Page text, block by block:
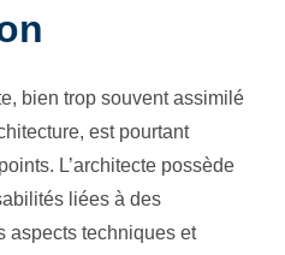
bien trop souvent assimilé
est pourtant
L’architecte possède
liées à des
aspects techniques et